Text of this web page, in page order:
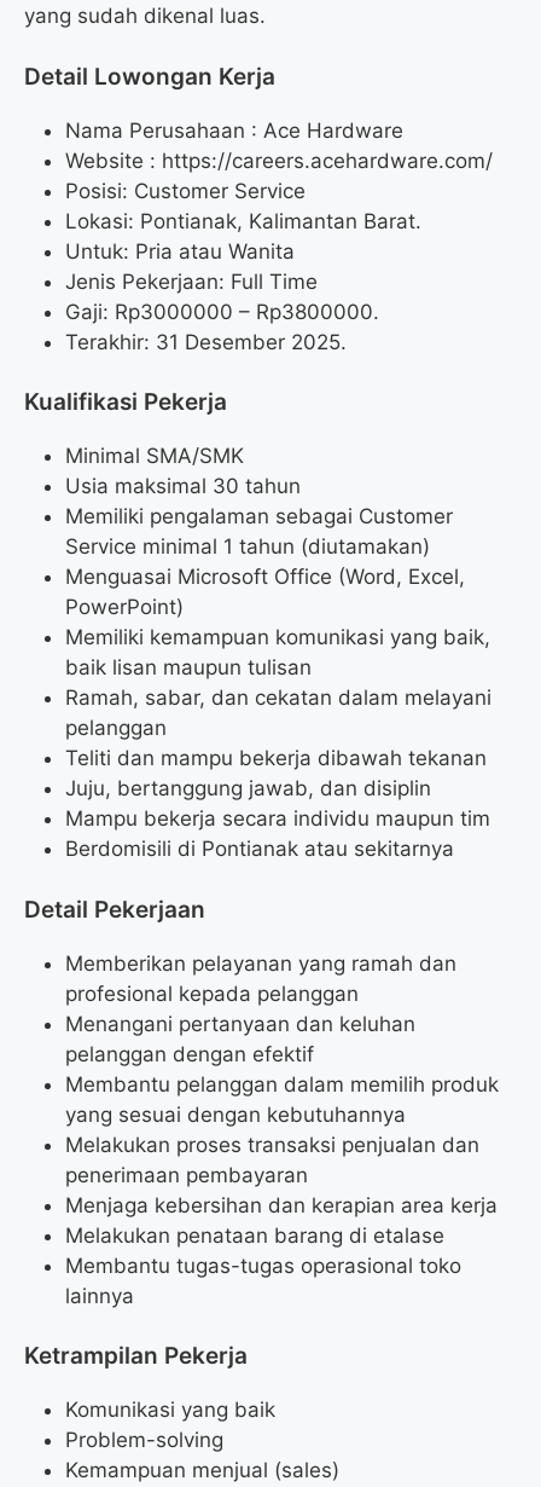
yang sudah dikenal luas.
Detail Lowongan Kerja
Nama Perusahaan : Ace Hardware
Website : https://careers.acehardware.com/
Posisi: Customer Service
Lokasi: Pontianak, Kalimantan Barat.
Untuk: Pria atau Wanita
Jenis Pekerjaan: Full Time
Gaji: Rp3000000 – Rp3800000.
Terakhir: 31 Desember 2025.
Kualifikasi Pekerja
Minimal SMA/SMK
Usia maksimal 30 tahun
Memiliki pengalaman sebagai Customer
Service minimal 1 tahun (diutamakan)
Menguasai Microsoft Office (Word, Excel,
PowerPoint)
Memiliki kemampuan komunikasi yang baik,
baik lisan maupun tulisan
Ramah, sabar, dan cekatan dalam melayani
pelanggan
Teliti dan mampu bekerja dibawah tekanan
Juju, bertanggung jawab, dan disiplin
Mampu bekerja secara individu maupun tim
Berdomisili di Pontianak atau sekitarnya
Detail Pekerjaan
Memberikan pelayanan yang ramah dan
profesional kepada pelanggan
Menangani pertanyaan dan keluhan
pelanggan dengan efektif
Membantu pelanggan dalam memilih produk
yang sesuai dengan kebutuhannya
Melakukan proses transaksi penjualan dan
penerimaan pembayaran
Menjaga kebersihan dan kerapian area kerja
Melakukan penataan barang di etalase
Membantu tugas-tugas operasional toko
lainnya
Ketrampilan Pekerja
Komunikasi yang baik
Problem-solving
Kemampuan menjual (sales)